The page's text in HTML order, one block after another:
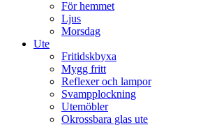
För hemmet
Ljus
Morsdag
Ute
Fritidskbyxa
Mygg fritt
Reflexer och lampor
Svampplockning
Utemöbler
Okrossbara glas ute